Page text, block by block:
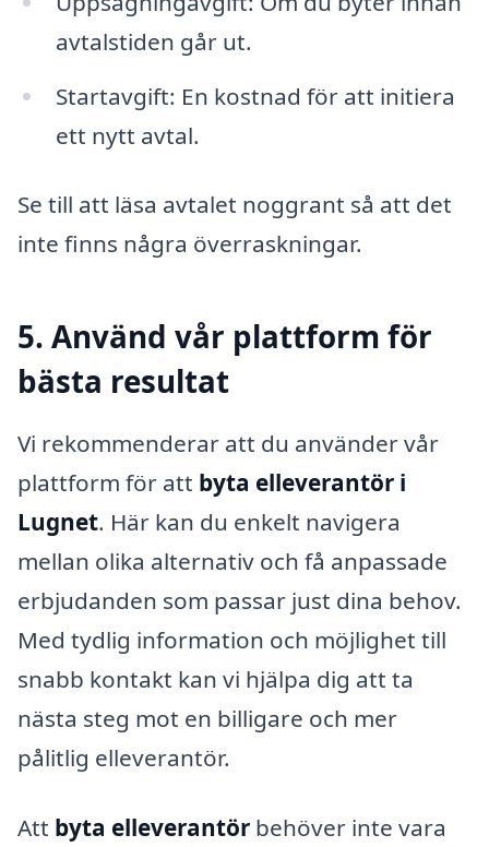
avtalstiden går ut.
Startavgift: En kostnad för att initiera
ett nytt avtal.
Se till att läsa avtalet noggrant så att det
inte finns några överraskningar.
5. Använd vår plattform för
bästa resultat
Vi rekommenderar att du använder vår
plattform för att byta elleverantör i
Lugnet. Här kan du enkelt navigera
mellan olika alternativ och få anpassade
erbjudanden som passar just dina behov.
Med tydlig information och möjlighet till
snabb kontakt kan vi hjälpa dig att ta
nästa steg mot en billigare och mer
pålitlig elleverantör.
Att byta elleverantör behöver inte vara